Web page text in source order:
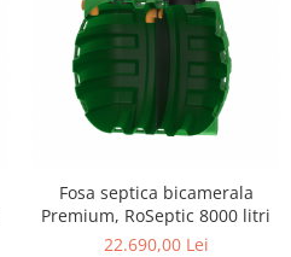
Fosa septica bicamerala
Premium, RoSeptic 8000 litri
22.690,00 Lei